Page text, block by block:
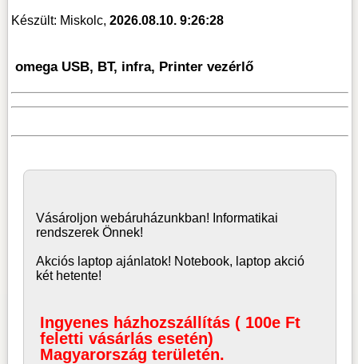
Készült: Miskolc,2026.08.10. 9:26:28
omega USB, BT, infra, Printer vezérlő
Vásároljonwebáruházunkban! Informatikai
rendszerek Önnek!
Akciós laptop ajánlatok! Notebook, laptop akció
két hetente!
Ingyenes házhozszállítás ( 100e Ft
feletti vásárlás esetén)
Magyarország területén.